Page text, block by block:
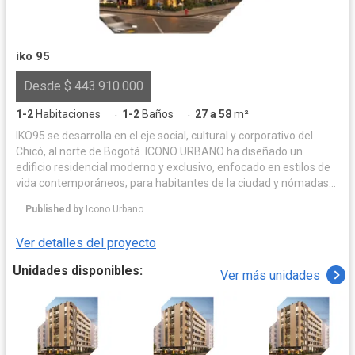
iko 95
Desde $ 443.910.000
1-2 Habitaciones · 1-2 Baños · 27 a 58m²
IKO95 se desarrolla en el eje social, cultural y corporativo del
Chicó, al norte de Bogotá. ICONO URBANO ha diseñado un
edificio residencial moderno y exclusivo, enfocado en estilos de
vida contemporáneos; para habitantes de la ciudad y nómadas
27 a 58 m2, todos exteriores, planteados en una torre de 7 pisos,
en sótano.
Published by Icono Urbano
Ver detalles del proyecto
Unidades disponibles:
Ver más unidades